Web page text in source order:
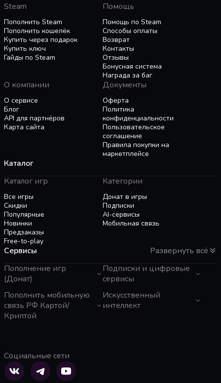
больше времени на рецепты, долгие раунды и
возможность пропускать уровни.
Доступно для всех!
Overcooked! All You Can Eat включает в себя
функции, которые пригласят как можно
больше игроков в съедобную суматоху! Здесь
есть масштабируемый интерфейс, шрифт для
людей с дислексией и настройка специальных
цветовых фильтров.
Возвращайтесь в Луковое королевство на
трапезу колоссальных масштабов в
Overcooked! All You Can Eat.
Steam
Пополнить Steam
Пополнить кошелёк
Купить через подарок
Купить ключ
Гайды по Steam
Помощь
Помощь по Steam
Способы оплаты
Возврат
Контакты
Отзывы
Бонусная система
Награда за баг
О компании
О сервисе
Блог
API для партнёров
Карта сайта
Документы
Оферта
Политика
конфиденциальности
Пользовательское
соглашение
Правила покупки на
маркетплейсе
Каталог
Каталог игр
Все игры
Скидки
Популярные
Новинки
Предзаказы
Free-to-play
Категории
Донат в игры
Подписки
AI-сервисы
Мобильная связь
Сервисы
Развернуть всё
Пополнение игр
(Донат)
GTA 6
Пополнение Steam
Roblox
Genshin Impact
Whiteout Survival
Mobile Legends
SUGO: Online Chat Party
Подписки и цифровые
сервисы
Telegram Звезды
Apple ID
Пополнить мобильную
связь РФ Картой/
Криптой
Beeline (Казахстан)
МТС
Билайн
Искусственный
интеллект
Социальные сети